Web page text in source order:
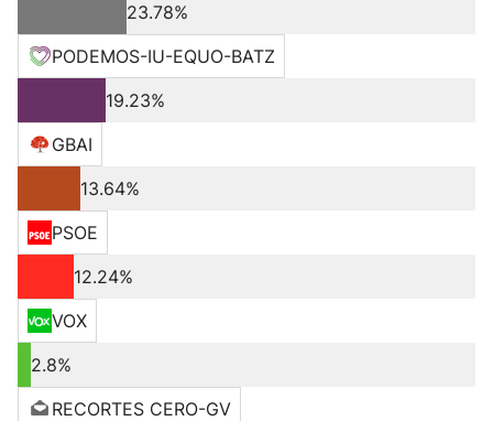
23.78%
PODEMOS-IU-EQUO-BATZ
19.23%
GBAI
13.64%
PSOE
12.24%
VOX
2.8%
RECORTES CERO-GV